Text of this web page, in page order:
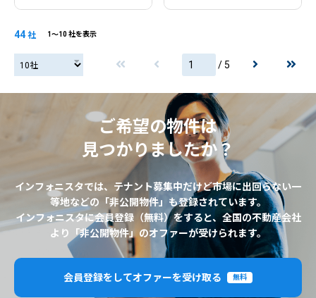
44 社 1〜10 社を表示
20社 / 5
ご希望の物件は
見つかりましたか？
インフォニスタでは、テナント募集中だけど市場に出回らない一
等地などの「非公開物件」も登録されています。
インフォニスタに会員登録（無料）をすると、全国の不動産会社
より「非公開物件」のオファーが受けられます。
会員登録をしてオファーを受け取る 無料